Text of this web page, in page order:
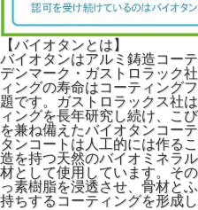
【バイオタンとは】
バイオタンはアルミ鋳造コー
デンマーク・ガストロラック
ィングの寿命はコーティング
題です。ガストロラックス社
ィングを長年研究し続け、こ
を兼ね備えたバイオタンコー
タンコートは人工的には作る
造を持つ天然のバイオミネラ
材として使用しています。そ
っ素樹脂を浸透させ、骨材と
持ちするコーティングを形成し